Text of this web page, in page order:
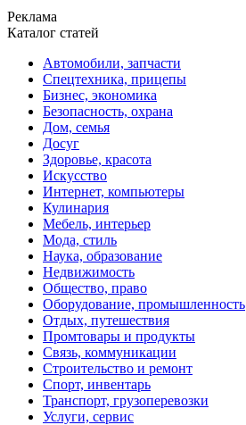
Реклама
Каталог статей
Автомобили, запчасти
Спецтехника, прицепы
Бизнес, экономика
Безопасность, охрана
Дом, семья
Досуг
Здоровье, красота
Искусство
Интернет, компьютеры
Кулинария
Мебель, интерьер
Мода, стиль
Наука, образование
Недвижимость
Общество, право
Оборудование, промышленность
Отдых, путешествия
Промтовары и продукты
Связь, коммуникации
Строительство и ремонт
Cпорт, инвентарь
Транспорт, грузоперевозки
Услуги, сервис